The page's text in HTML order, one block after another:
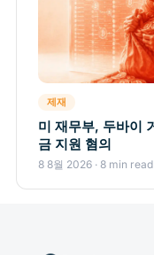
제재
미 재무부, 두바이
금 지원 혐의
8 8월 2026 · 8 min read